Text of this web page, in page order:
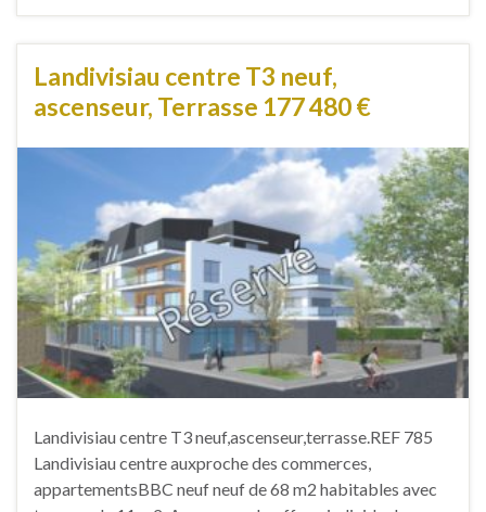
Landivisiau centre T3 neuf,
ascenseur, Terrasse 177 480 €
Landivisiau centre T3 neuf,ascenseur,terrasse.REF 785
Landivisiau centre auxproche des commerces,
appartementsBBC neuf neuf de 68 m2 habitables avec